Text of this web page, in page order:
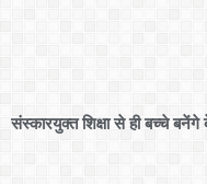
संस्कारयुक्त शिक्षा से ही बच्चे बनेंगे